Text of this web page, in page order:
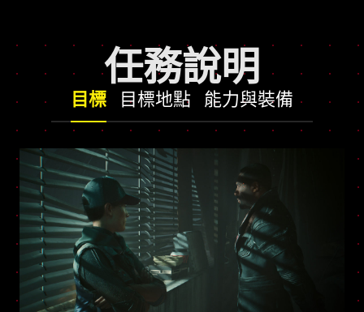
任務說明
目標 目標地點 能力與裝備